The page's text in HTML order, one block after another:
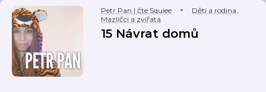
Petr Pan | čte Squiee Děti a rodina,
Mazlíčci a zvířata
15 Návrat domů